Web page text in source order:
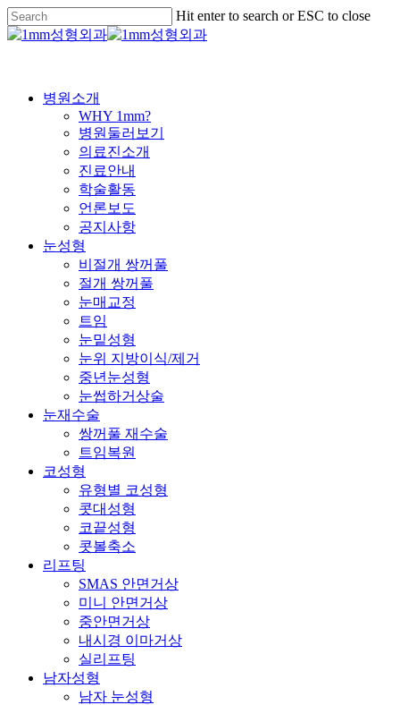
Skip
to
main
Hit enter to search or ESC to close
Close
Menu
병원소개
WHY 1mm?
병원둘러보기
의료진소개
진료안내
학술활동
언론보도
공지사항
눈성형
비절개 쌍꺼풀
절개 쌍꺼풀
눈매교정
트임
눈밑성형
눈위 지방이식/제거
중년눈성형
눈썹하거상술
눈재수술
쌍꺼풀 재수술
트임복원
코성형
유형별 코성형
콧대성형
코끝성형
콧볼축소
리프팅
SMAS 안면거상
미니 안면거상
중안면거상
내시경 이마거상
실리프팅
남자성형
남자 눈성형